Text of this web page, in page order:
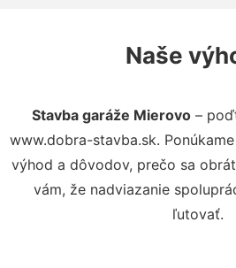
Naše
Stavba garáže Mierovo –
www.dobra-stavba.sk.
výhod a dôvodov, prečo sa
vám, že nadviazanie
ľutovať.